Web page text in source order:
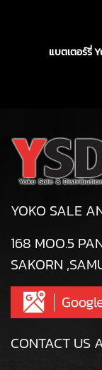
แบตเตอร์รี่
YOKO SALE
168 MOO.5
SAKORN
CONTACT US